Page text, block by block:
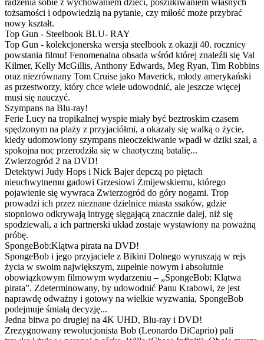
radzenia sobie z wychowaniem dzieci, poszukiwaniem własnych
tożsamości i odpowiedzią na pytanie, czy miłość może przybrać
nowy kształt.
Top Gun - Steelbook BLU- RAY
Top Gun - kolekcjonerska wersja steelbook z okazji 40. rocznicy
powstania filmu! Fenomenalna obsada wśród której znaleźli się Val
Kilmer, Kelly McGillis, Anthony Edwards, Meg Ryan, Tim Robbins
oraz niezrównany Tom Cruise jako Maverick, młody amerykański
as przestworzy, który chce wiele udowodnić, ale jeszcze więcej
musi się nauczyć.
Szympans na Blu-ray!
Ferie Lucy na tropikalnej wyspie miały być beztroskim czasem
spędzonym na plaży z przyjaciółmi, a okazały się walką o życie,
kiedy udomowiony szympans nieoczekiwanie wpadł w dziki szał, a
spokojna noc przerodziła się w chaotyczną batalię...
Zwierzogród 2 na DVD!
Detektywi Judy Hops i Nick Bajer depczą po piętach
nieuchwytnemu gadowi Grzesiowi Żmijewskiemu, którego
pojawienie się wywraca Zwierzogród do góry nogami. Trop
prowadzi ich przez nieznane dzielnice miasta ssaków, gdzie
stopniowo odkrywają intrygę sięgającą znacznie dalej, niż się
spodziewali, a ich partnerski układ zostaje wystawiony na poważną
próbę.
SpongeBob:Klątwa pirata na DVD!
SpongeBob i jego przyjaciele z Bikini Dolnego wyruszają w rejs
życia w swoim największym, zupełnie nowym i absolutnie
obowiązkowym filmowym wydarzeniu – „SpongeBob: Klątwa
pirata”. Zdeterminowany, by udowodnić Panu Krabowi, że jest
naprawdę odważny i gotowy na wielkie wyzwania, SpongeBob
podejmuje śmiałą decyzję...
Jedna bitwa po drugiej na 4K UHD, Blu-ray i DVD!
Zrezygnowany rewolucjonista Bob (Leonardo DiCaprio) pali